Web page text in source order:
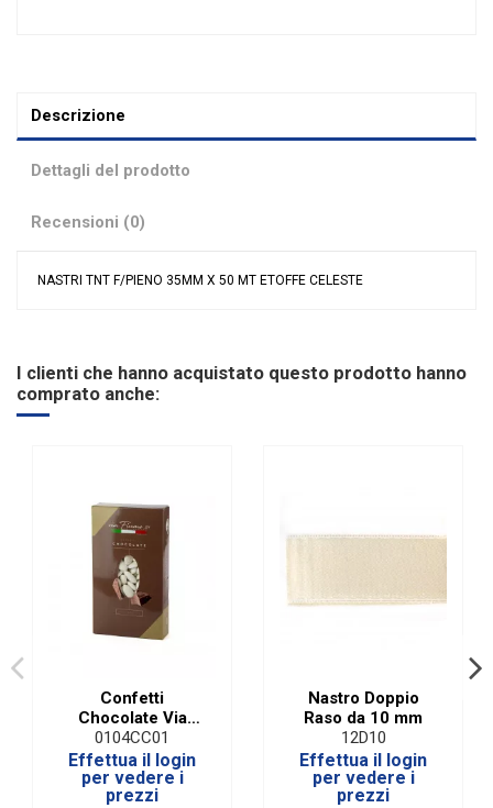
Descrizione
Dettagli del prodotto
Recensioni (0)
NASTRI TNT F/PIENO 35MM X 50 MT ETOFFE CELESTE
Misura 35 mm
Riordinabile
I clienti che hanno acquistato questo prodotto hanno
comprato anche:
Confetti
Chocolate Via
Fiume51
Cioccolato
Bianco|1 Kg
0104CC01
Effettua il login
per vedere i
prezzi
Nastro Doppio
Raso da 10 mm
12D10
Effettua il login
per vedere i
prezzi